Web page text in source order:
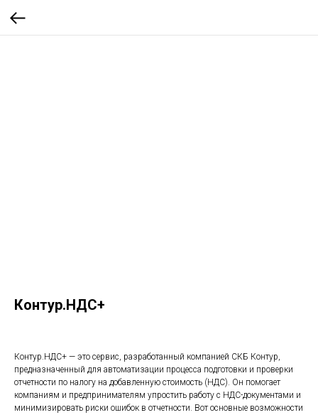
Контур.НДС+
Контур.НДС+ — это сервис, разработанный компанией СКБ Контур,
предназначенный для автоматизации процесса подготовки и проверки
отчетности по налогу на добавленную стоимость (НДС). Он помогает
компаниям и предпринимателям упростить работу с НДС-документами и
минимизировать риски ошибок в отчетности. Вот основные возможности